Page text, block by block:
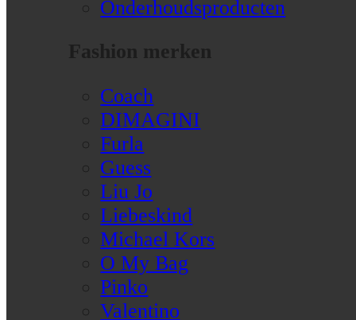
Onderhoudsproducten
Fashion merken
Coach
DIMAGINI
Furla
Guess
Liu Jo
Liebeskind
Michael Kors
O My Bag
Pinko
Valentino